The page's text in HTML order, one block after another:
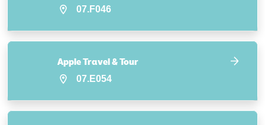
07.F046
Apple Travel & Tour
07.E054